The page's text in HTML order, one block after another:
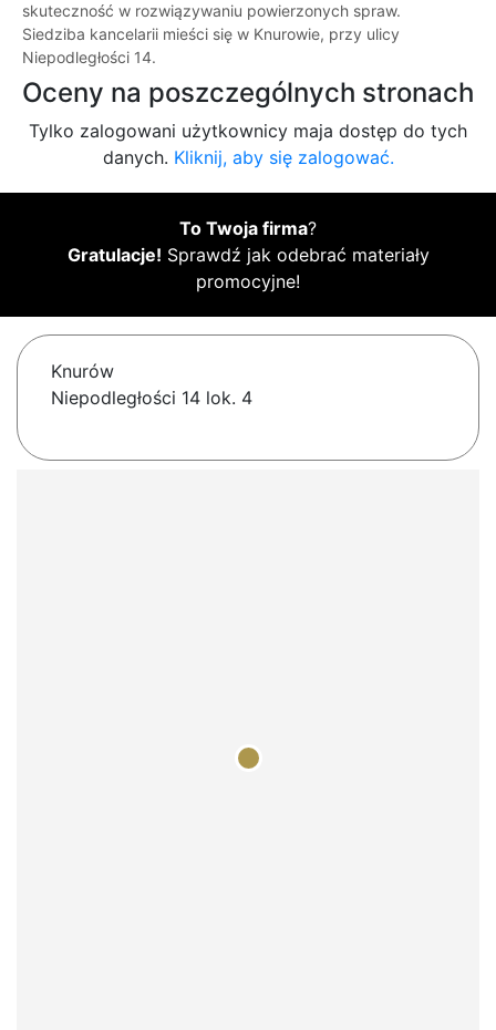
skuteczność w rozwiązywaniu powierzonych spraw.
Siedziba kancelarii mieści się w Knurowie, przy ulicy
Niepodległości 14.
Oceny na poszczególnych stronach
Tylko zalogowani użytkownicy maja dostęp do tych
danych. Kliknij, aby się zalogować.
To Twoja firma?
Gratulacje! Sprawdź jak odebrać materiały
promocyjne!
Knurów
Niepodległości 14 lok. 4